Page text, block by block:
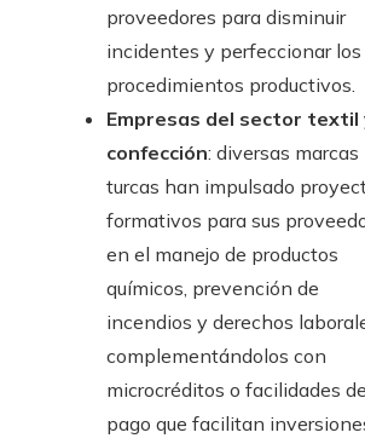
proveedores para disminuir
incidentes y perfeccionar los
procedimientos productivos.
Empresas del sector textil
confección: diversas marcas
turcas han impulsado
formativos para sus
en el manejo de productos
químicos, prevención de
incendios y derechos
complementándolos con
microcréditos o facilidades de
pago que facilitan